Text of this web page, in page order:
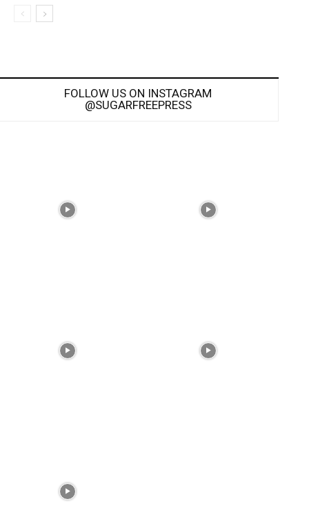
FOLLOW US ON INSTAGRAM
@SUGARFREEPRESS